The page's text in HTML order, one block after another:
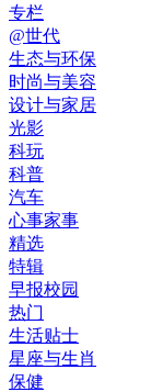
专栏
@世代
生态与环保
时尚与美容
设计与家居
光影
科玩
科普
汽车
心事家事
精选
特辑
早报校园
热门
生活贴士
星座与生肖
保健